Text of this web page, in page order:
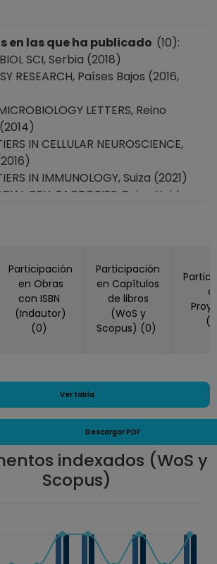
en las que ha publicado (10):
SCI, Serbia (2018)
RESEARCH, Países Bajos (2016,
LETTERS, Reino
IN CELLULAR NEUROSCIENCE,
IN IMMUNOLOGY, Suiza (2021)
CELL FACTORIES, Reino Unido
Suiza (2019, 2020)
Países Bajos (2022)
Participación
en Obras
con ISBN
(Indautor)
(0)
Participación
en Capítulos
de libros
(WoS y
Scopus) (0)
Ver tabla
Descargar PDF
indexados (WoS y
Scopus)
chart with 3 data series.
1 X axis displaying Año.
has 1 Y axis displaying Documentos